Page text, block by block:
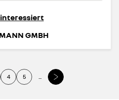
GMBH
4 5 ...